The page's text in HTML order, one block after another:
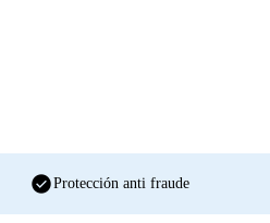
check_circleProtección anti fraude